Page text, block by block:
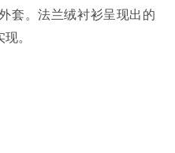
套。法兰绒衬衫呈现出的
。